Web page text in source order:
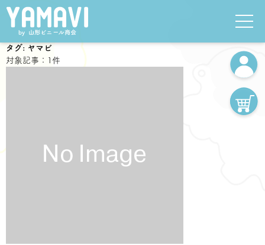
タグ: ヤマビ
対象記事：1件